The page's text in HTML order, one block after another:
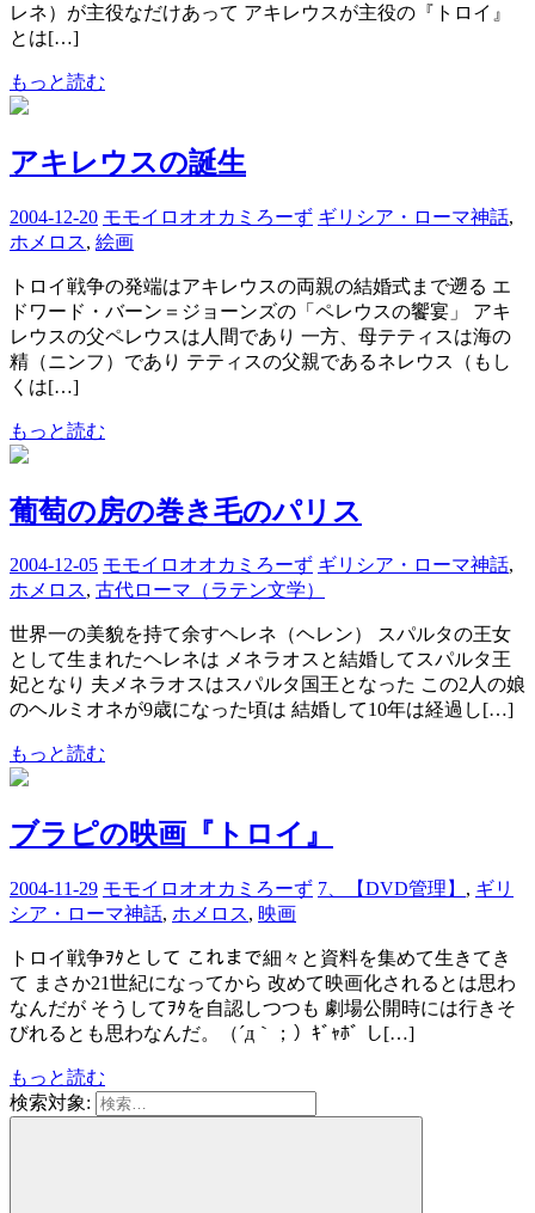
レネ）が主役なだけあって アキレウスが主役の『トロイ』
とは[…]
もっと読む
アキレウスの誕生
2004-12-20 モモイロオオカミろーず ギリシア・ローマ神話,
ホメロス, 絵画
トロイ戦争の発端はアキレウスの両親の結婚式まで遡る エ
ドワード・バーン＝ジョーンズの「ペレウスの饗宴」 アキ
レウスの父ペレウスは人間であり 一方、母テティスは海の
精（ニンフ）であり テティスの父親であるネレウス（もし
くは[…]
もっと読む
葡萄の房の巻き毛のパリス
2004-12-05 モモイロオオカミろーず ギリシア・ローマ神話,
ホメロス, 古代ローマ（ラテン文学）
世界一の美貌を持て余すヘレネ（ヘレン） スパルタの王女
として生まれたヘレネは メネラオスと結婚してスパルタ王
妃となり 夫メネラオスはスパルタ国王となった この2人の娘
のヘルミオネが9歳になった頃は 結婚して10年は経過し[…]
もっと読む
ブラピの映画『トロイ』
2004-11-29 モモイロオオカミろーず 7、【DVD管理】 , ギリ
シア・ローマ神話, ホメロス, 映画
トロイ戦争ｦﾀとして これまで細々と資料を集めて生きてき
て まさか21世紀になってから 改めて映画化されるとは思わ
なんだが そうしてｦﾀを自認しつつも 劇場公開時には行きそ
びれるとも思わなんだ。（´д｀；）ｷﾞｬﾎﾞ し[…]
もっと読む
検索対象: